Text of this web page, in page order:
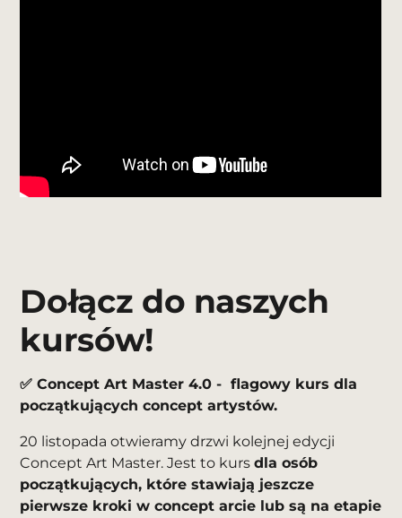
Dołącz do naszych
kursów!
✅ Concept Art Master 4.0 - flagowy kurs dla
początkujących concept artystów.
20 listopada otwieramy drzwi kolejnej edycji
Concept Art Master. Jest to kursdla osób
początkujących, które stawiają jeszcze
pierwsze kroki w concept arcie lub są na etapie